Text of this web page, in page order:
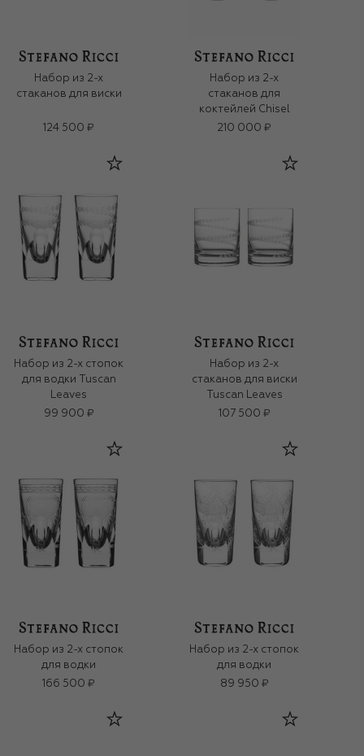
Набор из 2-х
стаканов для виски
124 500 ₽
Набор из 2-х
стаканов для
коктейлей Chisel
210 000 ₽
Набор из 2-х стопок
для водки Tuscan
Leaves
99 900 ₽
Набор из 2-х
стаканов для виски
Tuscan Leaves
107 500 ₽
Набор из 2-х стопок
для водки
166 500 ₽
Набор из 2-х стопок
для водки
89 950 ₽